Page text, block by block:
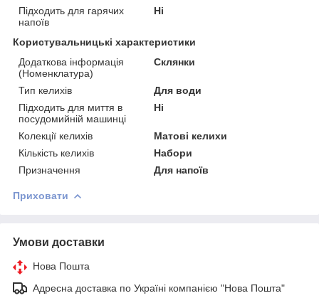
Підходить для гарячих
напоїв
Ні
Користувальницькі характеристики
Додаткова інформація
(Номенклатура)
Склянки
Тип келихів
Для води
Підходить для миття в
посудомийній машинці
Ні
Колекції келихів
Матові келихи
Кількість келихів
Набори
Призначення
Для напоїв
Приховати
Умови доставки
Нова Пошта
Адресна доставка по Україні компанією "Нова Пошта"